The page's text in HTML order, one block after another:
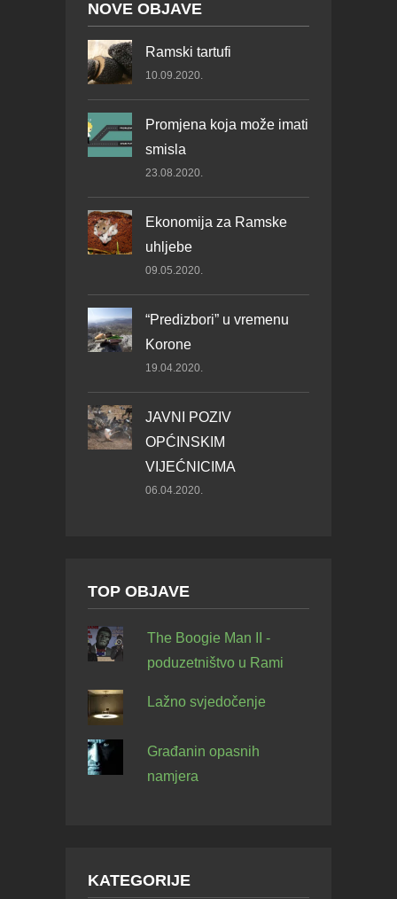
NOVE OBJAVE
Ramski tartufi
10.09.2020.
Promjena koja može imati
smisla
23.08.2020.
Ekonomija za Ramske
uhljebe
09.05.2020.
“Predizbori” u vremenu
Korone
19.04.2020.
JAVNI POZIV
OPĆINSKIM
VIJEĆNICIMA
06.04.2020.
TOP OBJAVE
The Boogie Man II -
poduzetništvo u Rami
Lažno svjedočenje
Građanin opasnih
namjera
KATEGORIJE